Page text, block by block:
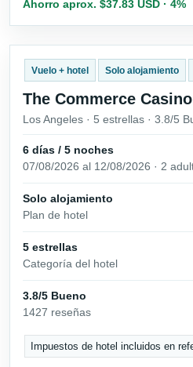
Ahorro aprox. $37.83 USD · 4%
Vuelo + hotel Solo alojamiento
The Commerce
Los Angeles · 5 estrellas · 3.8/5
6 días / 5 noches
07/08/2026 al 12/08/2026 · 2
Solo alojamiento
Plan de hotel
5 estrellas
Categoría del hotel
3.8/5 Bueno
1427 reseñas
Impuestos de hotel incluidos en